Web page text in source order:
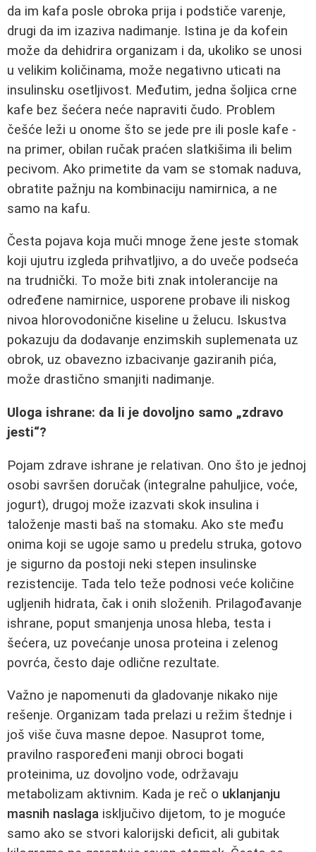
da im kafa posle obroka prija i podstiče varenje,
drugi da im izaziva nadimanje. Istina je da kofein
može da dehidrira organizam i da, ukoliko se unosi
u velikim količinama, može negativno uticati na
insulinsku osetljivost. Međutim, jedna šoljica crne
kafe bez šećera neće napraviti čudo. Problem
češće leži u onome što se jede pre ili posle kafe -
na primer, obilan ručak praćen slatkišima ili belim
pecivom. Ako primetite da vam se stomak naduva,
obratite pažnju na kombinaciju namirnica, a ne
samo na kafu.
Česta pojava koja muči mnoge žene jeste stomak
koji ujutru izgleda prihvatljivo, a do uveče podseća
na trudnički. To može biti znak intolerancije na
određene namirnice, usporene probave ili niskog
nivoa hlorovodonične kiseline u želucu. Iskustva
pokazuju da dodavanje enzimskih suplemenata uz
obrok, uz obavezno izbacivanje gaziranih pića,
može drastično smanjiti nadimanje.
Uloga ishrane: da li je dovoljno samo „zdravo
jesti“?
Pojam zdrave ishrane je relativan. Ono što je jednoj
osobi savršen doručak (integralne pahuljice, voće,
jogurt), drugoj može izazvati skok insulina i
taloženje masti baš na stomaku. Ako ste među
onima koji se ugoje samo u predelu struka, gotovo
je sigurno da postoji neki stepen insulinske
rezistencije. Tada telo teže podnosi veće količine
ugljenih hidrata, čak i onih složenih. Prilagođavanje
ishrane, poput smanjenja unosa hleba, testa i
šećera, uz povećanje unosa proteina i zelenog
povrća, često daje odlične rezultate.
Važno je napomenuti da gladovanje nikako nije
rešenje. Organizam tada prelazi u režim štednje i
još više čuva masne depoe. Nasuprot tome,
pravilno raspoređeni manji obroci bogati
proteinima, uz dovoljno vode, održavaju
metabolizam aktivnim. Kada je reč o uklanjanju
masnih naslaga isključivo dijetom, to je moguće
samo ako se stvori kalorijski deficit, ali gubitak